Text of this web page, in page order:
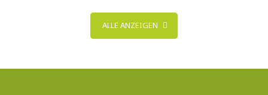
ALLE ANZEIGEN